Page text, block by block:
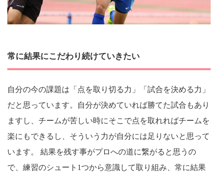
常に結果にこだわり続けていきたい
自分の今の課題は「点を取り切る力」「試合を決める力」
だと思っています。自分が決めていれば勝てた試合もあり
ますし、チームが苦しい時にそこで点を取れればチームを
楽にもできるし、そういう力が自分には足りないと思って
います。 結果を残す事がプロへの道に繋がると思うの
で、練習のシュート1つから意識して取り組み、常に結果